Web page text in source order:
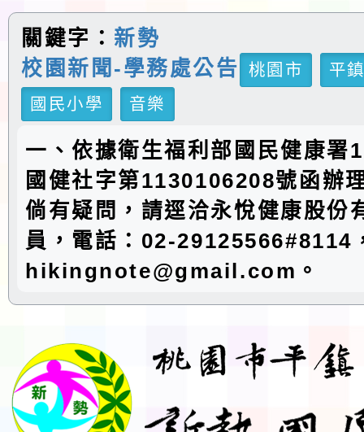
關鍵字： 新勢
校園新聞-學務處公告
桃園市
平
國民小學
音樂
一、依據衛生福利部國民健康署
國健社字第1130106208號函辦
倘有疑問，請逕洽永悅健康股份
員，電話：02-29125566#8114
hikingnote@gmail.com。